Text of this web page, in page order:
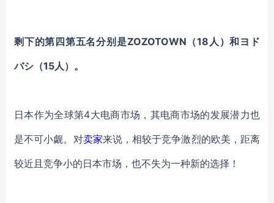
剩下的第四第五名分别是ZOZOTOWN（18人）和ヨド
バシ（15人）。
日本作为全球第4大电商市场，其电商市场的发展潜力也
是不可小觑。对卖家来说，相较于竞争激烈的欧美，距离
较近且竞争小的日本市场，也不失为一种新的选择！